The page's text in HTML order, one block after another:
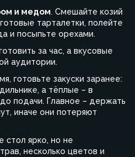
и медом. Смешайте козий
тарталетки, полейте
и посыпьте орехами.
за час, а вкусовые
аудитории.
готовьте закуски заранее:
а тёплые – в
подачи. Главное – держать
иначе они потеряют
ярко, но не
несколько цветов и